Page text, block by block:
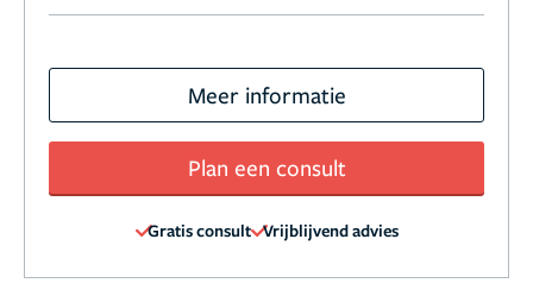
Meer informatie
Plan een consult
Gratis consult Vrijblijvend advies